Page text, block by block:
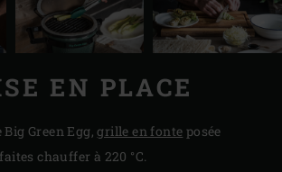
EN PLACE
Green Egg,grille en fonte posée
chauffer à 220 °C.